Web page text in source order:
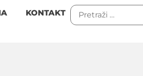
KONTAKT